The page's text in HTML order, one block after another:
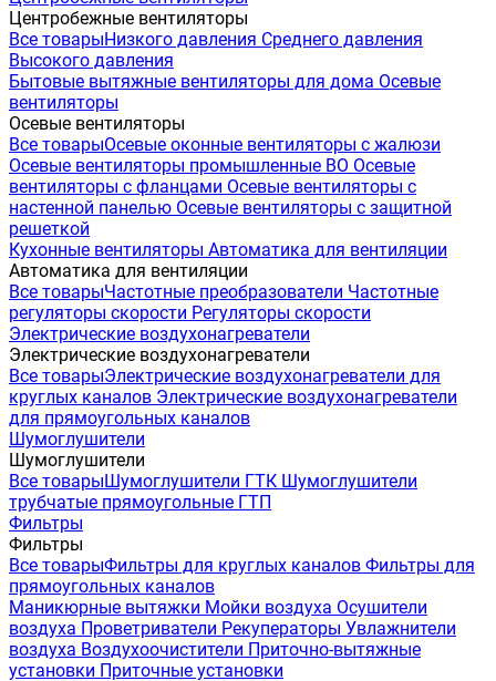
Центробежные вентиляторы
Все товарыНизкого давления Среднего давления
Высокого давления
Бытовые вытяжные вентиляторы для дома Осевые
вентиляторы
Осевые вентиляторы
Все товарыОсевые оконные вентиляторы с жалюзи
Осевые вентиляторы промышленные ВО Осевые
вентиляторы с фланцами Осевые вентиляторы с
настенной панелью Осевые вентиляторы с защитной
решеткой
Кухонные вентиляторы Автоматика для вентиляции
Автоматика для вентиляции
Все товарыЧастотные преобразователи Частотные
регуляторы скорости Регуляторы скорости
Электрические воздухонагреватели
Электрические воздухонагреватели
Все товарыЭлектрические воздухонагреватели для
круглых каналов Электрические воздухонагреватели
для прямоугольных каналов
Шумоглушители
Шумоглушители
Все товарыШумоглушители ГТК Шумоглушители
трубчатые прямоугольные ГТП
Фильтры
Фильтры
Все товарыФильтры для круглых каналов Фильтры для
прямоугольных каналов
Маникюрные вытяжки Мойки воздуха Осушители
воздуха Проветриватели Рекуператоры Увлажнители
воздуха Воздухоочистители Приточно-вытяжные
установки Приточные установки